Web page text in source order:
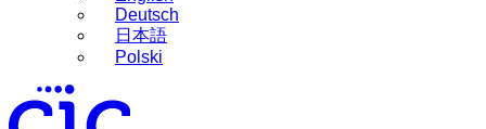
Deutsch
日本語
Polski